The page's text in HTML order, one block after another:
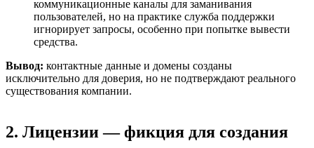
коммуникационные каналы для заманивания
пользователей, но на практике служба поддержки
игнорирует запросы, особенно при попытке вывести
средства.
Вывод: контактные данные и домены созданы
исключительно для доверия, но не подтверждают реального
существования компании.
2. Лицензии — фикция для создания